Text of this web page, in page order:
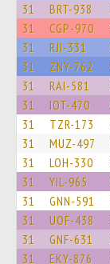
31 BRT-938
31 CGP-970
31 RJI-331
31 ZNY-762
31 RAI-581
31 IOT-470
31 TZR-173
31 MUZ-497
31 LOH-330
31 YIL-965
31 GNN-591
31 UOF-438
31 GNF-631
31 EKY-876